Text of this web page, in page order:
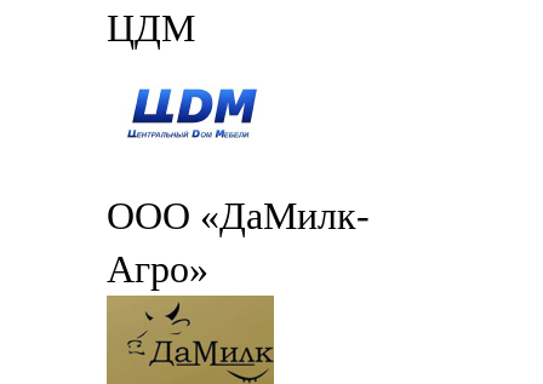
ЦДМ
ООО «ДаМилк-
Агро»